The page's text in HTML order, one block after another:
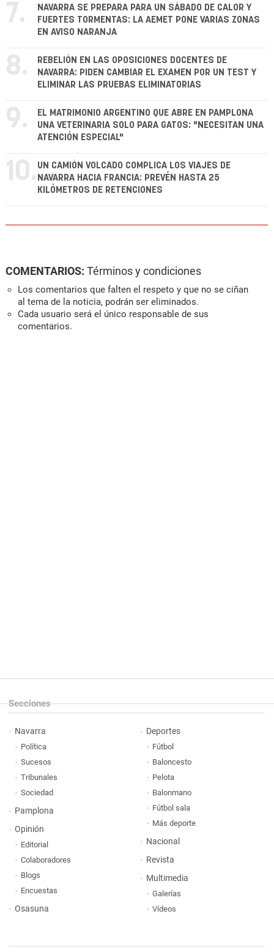
7.
NAVARRA SE PREPARA PARA UN SÁBADO DE CALOR Y
FUERTES TORMENTAS: LA AEMET PONE VARIAS ZONAS
EN AVISO NARANJA
8.
REBELIÓN EN LAS OPOSICIONES DOCENTES DE
NAVARRA: PIDEN CAMBIAR EL EXAMEN POR UN TEST Y
ELIMINAR LAS PRUEBAS ELIMINATORIAS
9.
EL MATRIMONIO ARGENTINO QUE ABRE EN PAMPLONA
UNA VETERINARIA SOLO PARA GATOS: "NECESITAN UNA
ATENCIÓN ESPECIAL"
10. UN CAMIÓN VOLCADO COMPLICA LOS VIAJES DE
NAVARRA HACIA FRANCIA: PREVÉN HASTA 25
KILÓMETROS DE RETENCIONES
COMENTARIOS: Términos y condiciones
Los comentarios que falten el respeto y que no se ciñan
al tema de la noticia, podrán ser eliminados.
Cada usuario será el único responsable de sus
comentarios.
Secciones
Navarra
Política
Sucesos
Tribunales
Sociedad
Pamplona
Opinión
Editorial
Colaboradores
Blogs
Encuestas
Osasuna
Deportes
Fútbol
Baloncesto
Pelota
Balonmano
Fútbol sala
Más deporte
Nacional
Revista
Multimedia
Galerías
Vídeos